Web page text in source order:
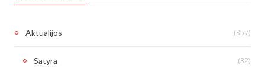
Aktualijos (357)
Satyra (32)